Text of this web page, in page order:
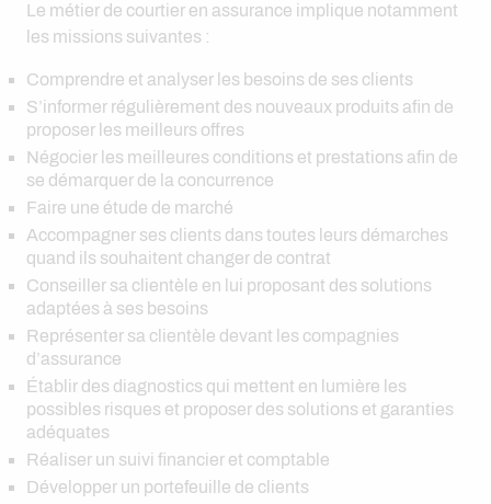
Le métier de courtier en assurance implique notamment
les missions suivantes :
Comprendre et analyser les besoins de ses clients
S’informer régulièrement des nouveaux produits afin de
proposer les meilleurs offres
Négocier les meilleures conditions et prestations afin de
se démarquer de la concurrence
Faire une étude de marché
Accompagner ses clients dans toutes leurs démarches
quand ils souhaitent changer de contrat
Conseiller sa clientèle en lui proposant des solutions
adaptées à ses besoins
Représenter sa clientèle devant les compagnies
d’assurance
Établir des diagnostics qui mettent en lumière les
possibles risques et proposer des solutions et garanties
adéquates
Réaliser un suivi financier et comptable
Développer un portefeuille de clients